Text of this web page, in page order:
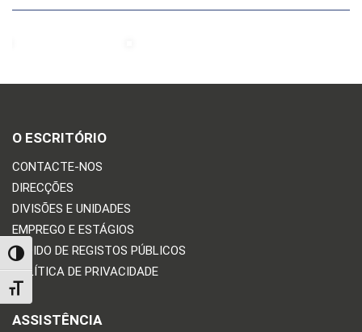
TOGGLE HIGH CONTRAST
TOGGLE FONT SIZE
O ESCRITÓRIO
CONTACTE-NOS
DIRECÇÕES
DIVISÕES E UNIDADES
EMPREGO E ESTÁGIOS
PEDIDO DE REGISTOS PÚBLICOS
POLÍTICA DE PRIVACIDADE
ASSISTÊNCIA